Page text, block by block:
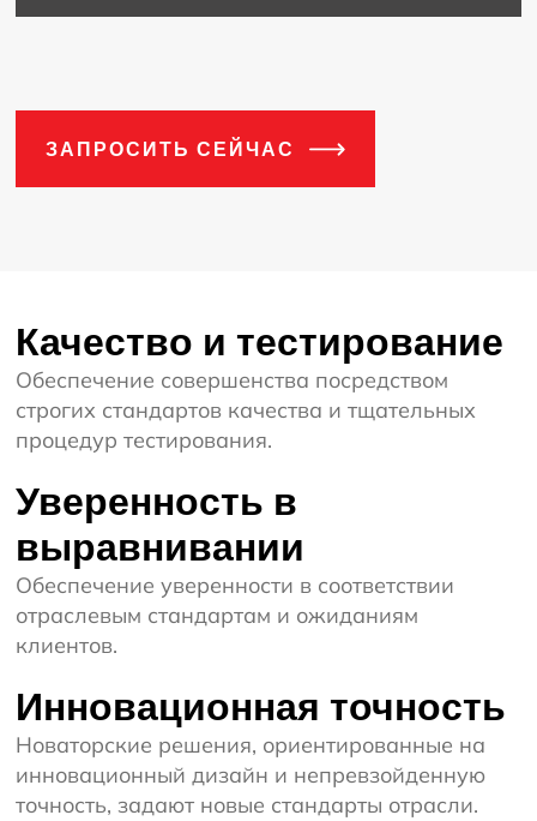
ЗАПРОСИТЬ СЕЙЧАС
Качество и тестирование
Обеспечение совершенства посредством
строгих стандартов качества и тщательных
процедур тестирования.
Уверенность в
выравнивании
Обеспечение уверенности в соответствии
отраслевым стандартам и ожиданиям
клиентов.
Инновационная точность
Новаторские решения, ориентированные на
инновационный дизайн и непревзойденную
точность, задают новые стандарты отрасли.